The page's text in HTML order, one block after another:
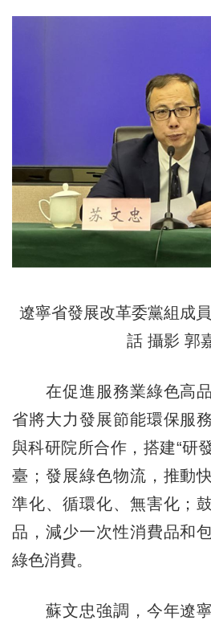
遼寧省發展改革委黨組成
話 攝影 郭
在促進服務業綠色高品
省將大力發展節能環保服
與科研院所合作，搭建“研
臺；發展綠色物流，推動
準化、循環化、無害化；
品，減少一次性消費品和
綠色消費。
蘇文忠強調，今年遼寧